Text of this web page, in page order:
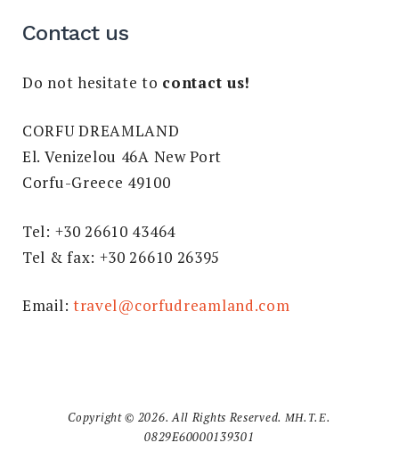
Contact us
Do not hesitate to contact us!
CORFU DREAMLAND
El. Venizelou 46A New Port
Corfu-Greece 49100
Tel: +30 26610 43464
Tel & fax: +30 26610 26395
Email: travel@corfudreamland.com
Copyright © 2026. All Rights Reserved. ΜΗ.Τ.Ε.
0829E60000139301